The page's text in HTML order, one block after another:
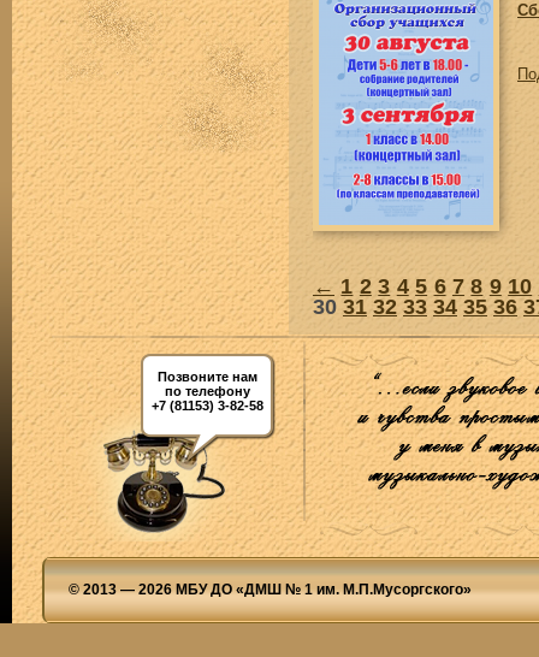
← 1 2 3 4 5 6 7 8 9 10
30 31 32 33 34 35 36
Позвоните нам
по телефону
+7 (81153) 3-82-58
© 2013 — 2026 МБУ ДО «ДМШ № 1 им. М.П.Мусоргского»